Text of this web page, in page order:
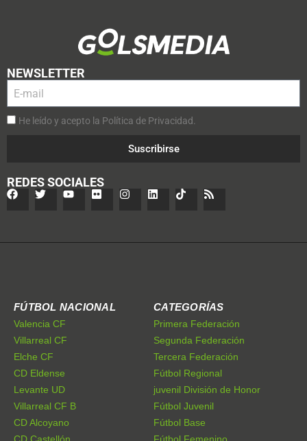
NEWSLETTER
He leído y acepto la Política de Privacidad.
Suscribirse
REDES SOCIALES
FÚTBOL NACIONAL
Valencia CF
Villarreal CF
Elche CF
CD Eldense
Levante UD
Villarreal CF B
CD Alcoyano
CATEGORÍAS
Primera Federación
Segunda Federación
Tercera Federación
Fútbol Regional
juvenil División de Honor
Fútbol Juvenil
Fútbol Base